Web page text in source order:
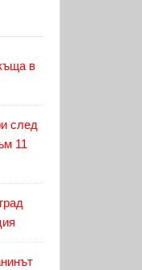
в
след
11